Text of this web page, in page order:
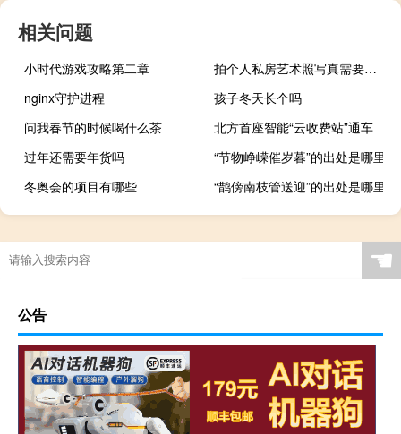
相关问题
小时代游戏攻略第二章
拍个人私房艺术照写真需要注意哪些问题 个人写真艺术照多少钱
nginx守护进程
孩子冬天长个吗
问我春节的时候喝什么茶
北方首座智能“云收费站”通车
过年还需要年货吗
“节物峥嵘催岁暮”的出处是哪里
冬奥会的项目有哪些
“鹊傍南枝管送迎”的出处是哪里
☚
公告